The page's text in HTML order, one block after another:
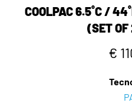
COOLPAC 6.5˚C /
(SET
€